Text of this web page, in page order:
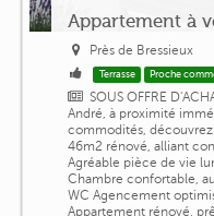
Appartement à
Près de Bressieux
Terrasse Proche
SOUS OFFRE
André, à proximité
commodités,
46m2 rénové, alliant
Agréable pièce de vie
Chambre confortable,
WC Agencement
Appartement rénové,